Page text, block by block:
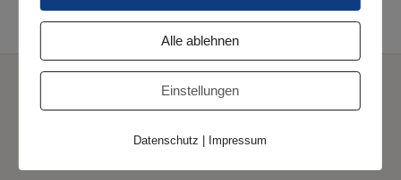
Danagastermoor III
Wilhelmshaven III
Alle ablehnen
Einstellungen
Datenschutz Impressum